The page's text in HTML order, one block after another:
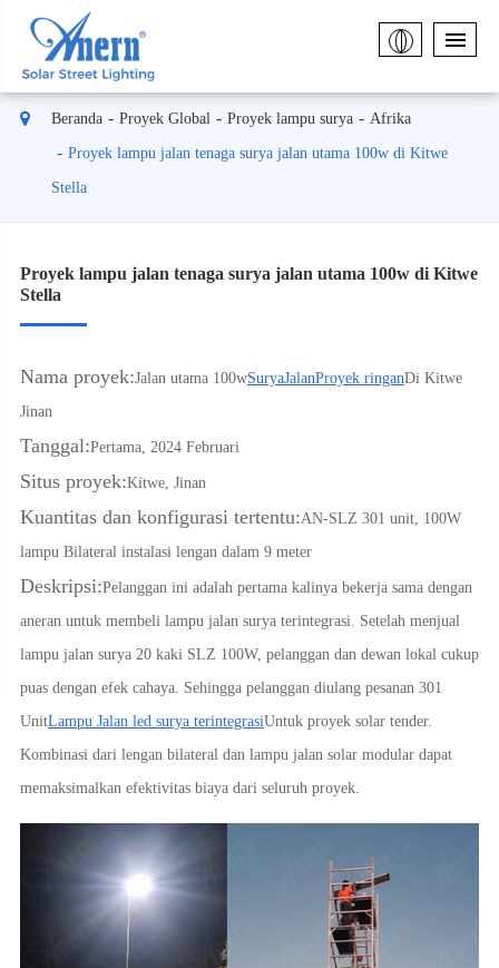
Beranda Proyek Global Proyek lampu surya Afrika
Proyek lampu jalan tenaga surya jalan utama 100w di Kitwe
Stella
Proyek lampu jalan tenaga surya jalan utama 100w di Kitwe
Stella
Nama proyek:Jalan utama 100wSuryaJalanProyek ringanDi Kitwe
Jinan
Tanggal:Pertama, 2024 Februari
Situs proyek:Kitwe, Jinan
Kuantitas dan konfigurasi tertentu:AN-SLZ 301 unit, 100W
lampu Bilateral instalasi lengan dalam 9 meter
Deskripsi:Pelanggan ini adalah pertama kalinya bekerja sama dengan
aneran untuk membeli lampu jalan surya terintegrasi. Setelah menjual
lampu jalan surya 20 kaki SLZ 100W, pelanggan dan dewan lokal cukup
puas dengan efek cahaya. Sehingga pelanggan diulang pesanan 301
UnitLampu Jalan led surya terintegrasiUntuk proyek solar tender.
Kombinasi dari lengan bilateral dan lampu jalan solar modular dapat
memaksimalkan efektivitas biaya dari seluruh proyek.